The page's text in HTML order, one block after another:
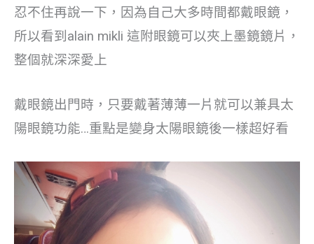
忍不住再說一下，因為自己大多時間都戴眼鏡，
所以看到alain mikli 這附眼鏡可以夾上墨鏡鏡片，
整個就深深愛上
戴眼鏡出門時，只要戴著薄薄一片就可以兼具太
陽眼鏡功能…重點是變身太陽眼鏡後一樣超好看